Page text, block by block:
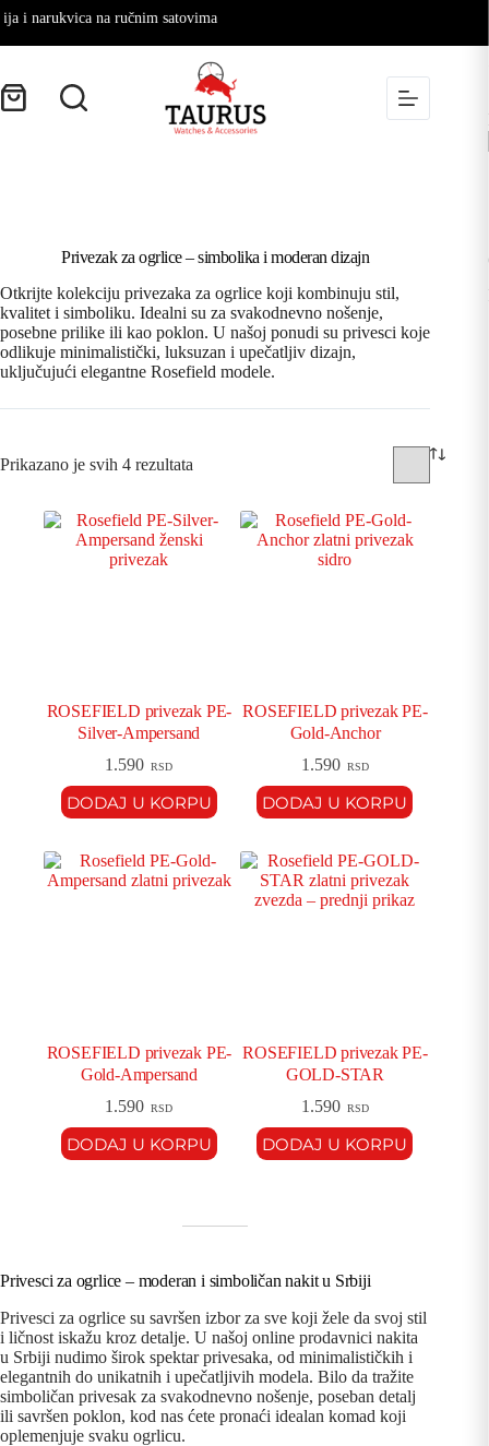
i narukvica na ručnim satovima
Privezak za ogrlice – simbolika i moderan dizajn
Otkrijte kolekciju privezaka za ogrlice koji kombinuju stil,
kvalitet i simboliku. Idealni su za svakodnevno nošenje,
posebne prilike ili kao poklon. U našoj ponudi su privesci koje
odlikuje minimalistički, luksuzan i upečatljiv dizajn,
uključujući elegantne Rosefield modele.
Prikazano je svih 4 rezultata
ROSEFIELD privezak PE-
Silver-Ampersand
1.590 RSD
DODAJ U KORPU
ROSEFIELD privezak PE-
Gold-Anchor
1.590 RSD
DODAJ U KORPU
ROSEFIELD privezak PE-
Gold-Ampersand
1.590 RSD
DODAJ U KORPU
ROSEFIELD privezak PE-
GOLD-STAR
1.590 RSD
DODAJ U KORPU
Privesci za ogrlice – moderan i simboličan nakit u Srbiji
Privesci za ogrlice su savršen izbor za sve koji žele da svoj stil
i ličnost iskažu kroz detalje. U našoj online prodavnici nakita
u Srbiji nudimo širok spektar privesaka, od minimalističkih i
elegantnih do unikatnih i upečatljivih modela. Bilo da tražite
simboličan privesak za svakodnevno nošenje, poseban detalj
ili savršen poklon, kod nas ćete pronaći idealan komad koji
oplemenjuje svaku ogrlicu.